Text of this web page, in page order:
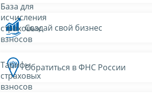
База для
исчисления
страховых
взносов
Тарифы
страховых
взносов
Создай свой бизнес
Обратиться в ФНС России